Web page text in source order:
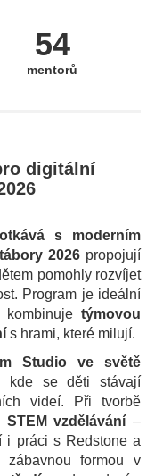
54
mentorů
digitální
s moderním
2026 propojují
pomohly rozvíjet
Program je ideální
kombinujetýmovou
s hrami, které milují.
Studio ve světě
kde se děti stávají
videí. Při tvorbě
STEM vzdělávání –
i práci s Redstone a
zábavnou formou v